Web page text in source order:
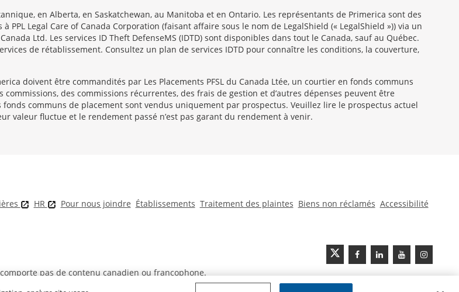
en Alberta, en Saskatchewan, au Manitoba et en Ontario. Les représentants de Primerica sont des
Legal Care of Canada Corporation (faisant affaire sous le nom de LegalShield (« LegalShield »)) via un
Ltd. Les services ID Theft DefenseMS (IDTD) sont disponibles dans tout le Canada, sauf au Québec.
de rétablissement. Consultez un plan de services IDTD pour connaître les conditions, la couverture,
doivent être commandités par Les Placements PFSL du Canada Ltée, un courtier en fonds communs
des commissions récurrentes, des frais de gestion et d’autres dépenses peuvent être
communs de placement sont vendus uniquement par prospectus. Veuillez lire le prospectus actuel
valeur fluctue et le rendement passé n’est pas garant du rendement à venir.
HR Pour nous joindre Établissements Traitement des plaintes Biens non réclamés Accessibilité
pas de contenu canadien ou francophone.